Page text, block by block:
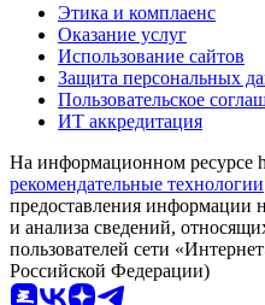
Этика и комплаенс
Оказание услуг
Использование сайтов
Защита персональных
Пользовательское
ИТ аккредитация
На информационном ресурсе
рекомендательные технологии
предоставления информации
и анализа сведений,
пользователей сети
Российской Федерации)